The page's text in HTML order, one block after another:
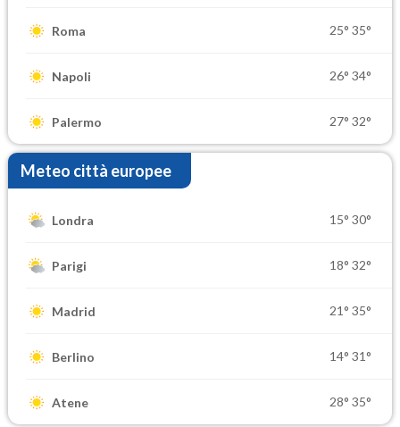
Roma 25° 35°
Napoli 26° 34°
Palermo 27° 32°
Meteo città europee
Londra 15° 30°
Parigi 18° 32°
Madrid 21° 35°
Berlino 14° 31°
Atene 28° 35°